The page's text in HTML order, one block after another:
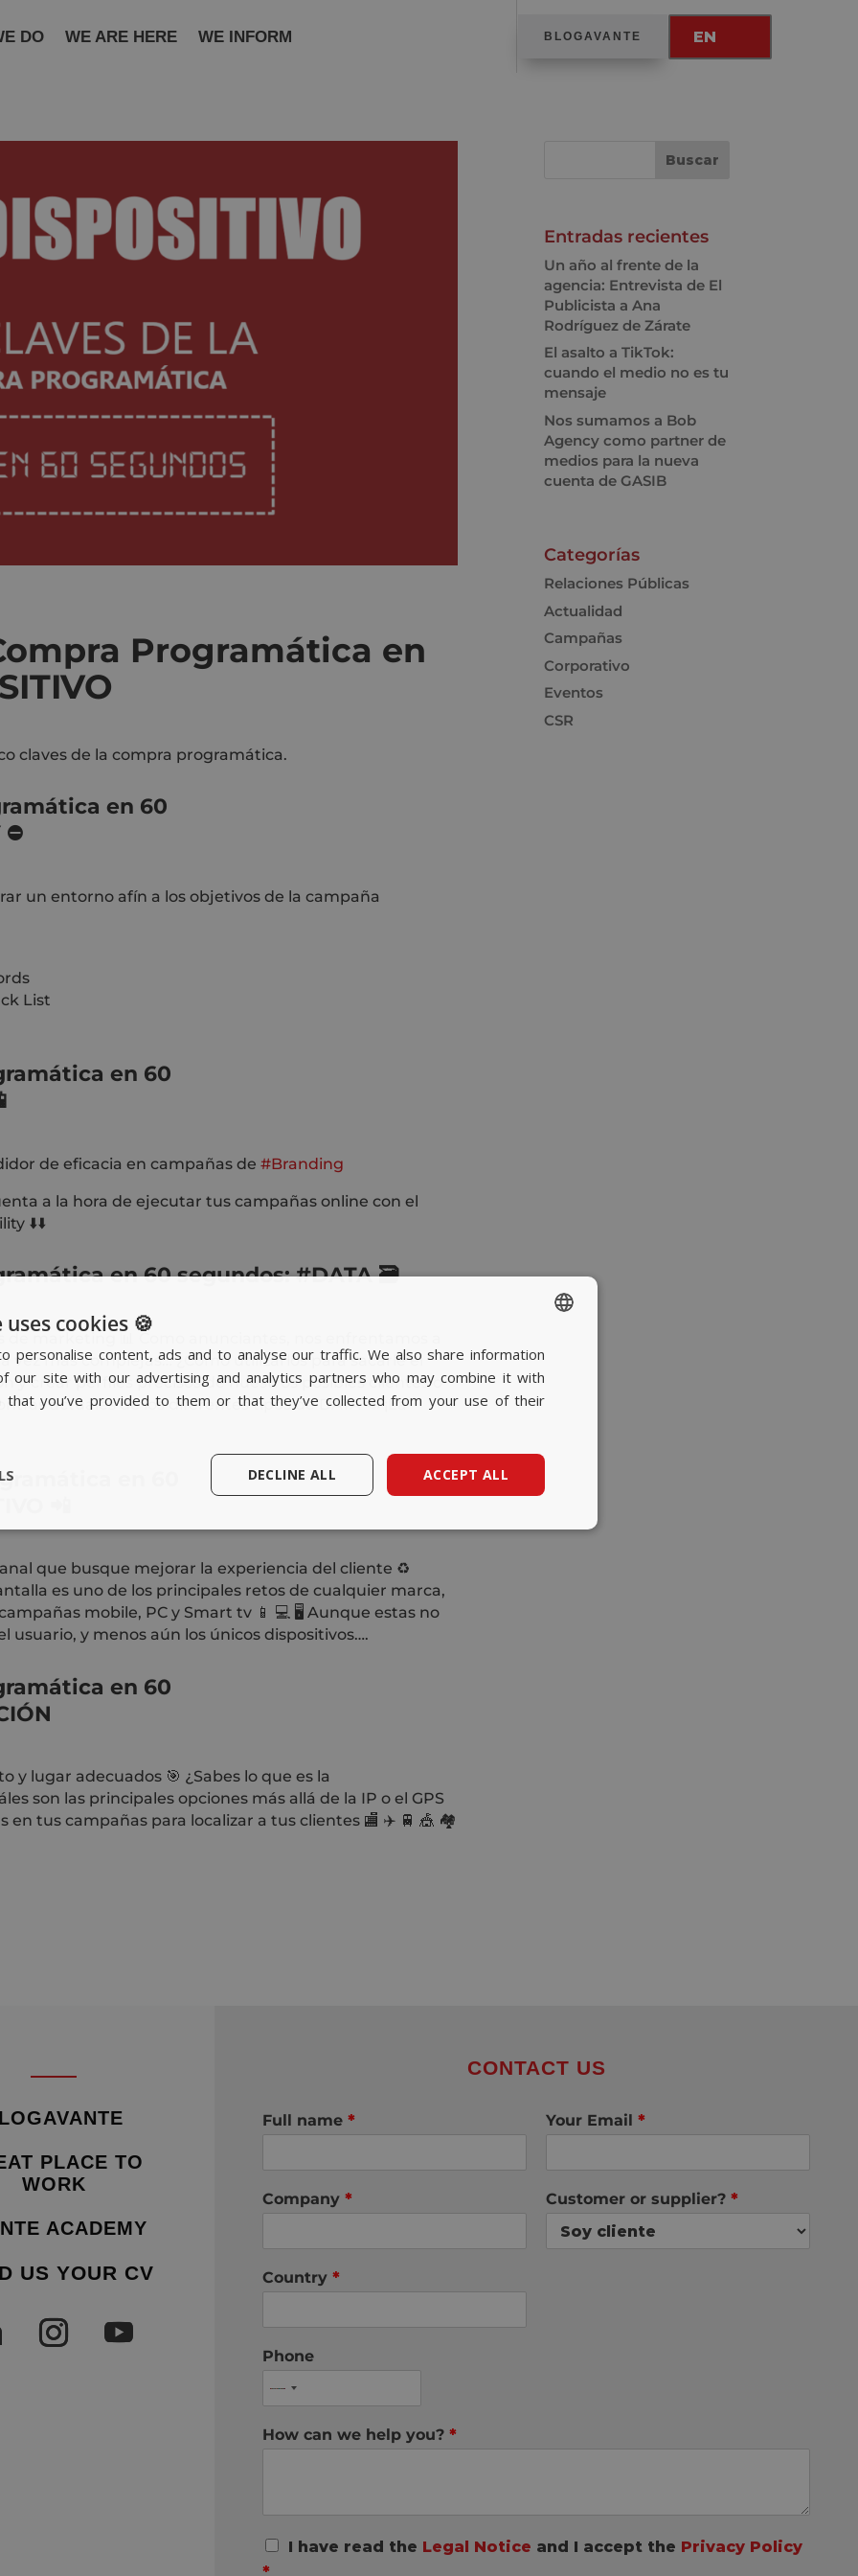
DO WE ARE HERE WE INFORM BLOGAVANTE EN
Programática en
claves de la compra programática.
en 60
⛔️
un entorno afín a los objetivos de la campaña
List
en 60
de eficacia en campañas de#Branding
a la hora de ejecutar tus campañas online con el
⬇️⬇️
en 60 segundos:#DATA🗃
marketing 📊 Como anunciantes, nos enfrentamos a
más complejas… ¿Cómo utilizarlos para sacarle el
y crear perfiles precisos de nuestros posibles clientes o
actuales de los diferentes tipos de DATA 📣 ¡La
que busque mejorar la experiencia del cliente ♻️
es uno de los principales retos de cualquier marca,
mobile, PC y Smart tv 📱 💻 🖥 Aunque estas no
usuario, y menos aún los únicos dispositivos….
en 60
lugar adecuados 🎯 ¿Sabes lo que es la
son las principales opciones más allá de la IP o el GPS
en tus campañas para localizar a tus clientes 🏬 ✈️ 🚆 🎪 🏘
Entradas recientes
Un año al frente de la
agencia: Entrevista de El
Publicista a Ana
Rodríguez de Zárate
El asalto a TikTok:
cuando el medio no es tu
mensaje
Nos sumamos a Bob
Agency como partner de
medios para la nueva
cuenta de GASIB
Categorías
Relaciones Públicas
Actualidad
Campañas
Corporativo
Eventos
CSR
PLACE TO
WORK
ACADEMY
US YOUR CV
CONTACT US
Full name * Your Email *
Company * Customer or supplier? *
Country *
Phone
How can we help you? *
R
G
I have read the Legal Notice and I accept the Privacy Policy
*
SPANISH
BASQUE
cookies 🍪
personalise content, ads and to analyse our traffic. We also share information
our site with our advertising and analytics partners who may combine it with
that you’ve provided to them or that they’ve collected from your use of their
ACCEPT ALL
DECLINE ALL